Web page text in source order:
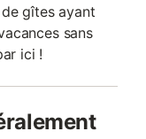
gîtes ayant
sans
ici !